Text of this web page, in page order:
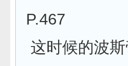
P.467
这时候的波